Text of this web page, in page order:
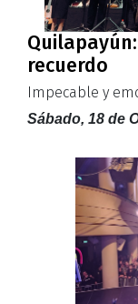
recuerdo
Impecable y
Sábado, 18 de